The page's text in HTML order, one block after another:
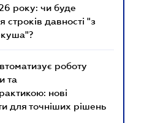
року: чи буде
строків давності "з
роботу
та
нові
для точніших рішень